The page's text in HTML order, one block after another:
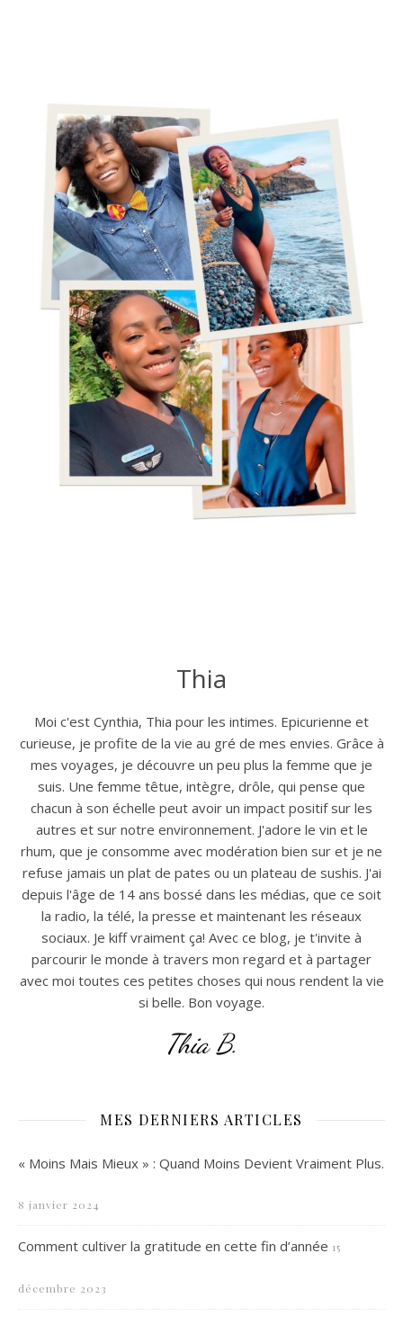
Thia
Moi c'est Cynthia, Thia pour les intimes. Epicurienne et
curieuse, je profite de la vie au gré de mes envies. Grâce à
mes voyages, je découvre un peu plus la femme que je
suis. Une femme têtue, intègre, drôle, qui pense que
chacun à son échelle peut avoir un impact positif sur les
autres et sur notre environnement. J'adore le vin et le
rhum, que je consomme avec modération bien sur et je ne
refuse jamais un plat de pates ou un plateau de sushis. J'ai
depuis l'âge de 14 ans bossé dans les médias, que ce soit
la radio, la télé, la presse et maintenant les réseaux
sociaux. Je kiff vraiment ça! Avec ce blog, je t'invite à
parcourir le monde à travers mon regard et à partager
avec moi toutes ces petites choses qui nous rendent la vie
si belle. Bon voyage.
Thia B.
MES DERNIERS ARTICLES
« Moins Mais Mieux » : Quand Moins Devient Vraiment Plus.
8 janvier 2024
Comment cultiver la gratitude en cette fin d’année 15
décembre 2023